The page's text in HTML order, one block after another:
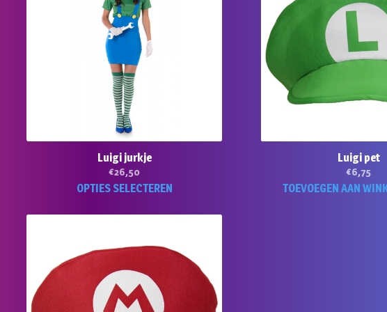
Luigi jurkje
€26,50
OPTIES SELECTEREN
heeft
Luigi pet
€6,75
TOEVOEGEN AAN